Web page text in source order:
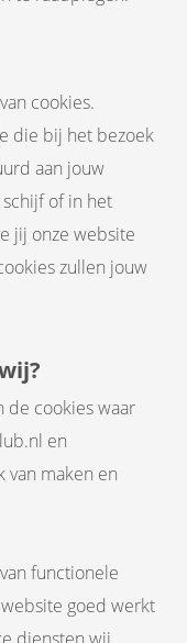
cookies.
die bij het bezoek
aan jouw
of in het
jij onze website
zullen jouw
de cookies waar
en
van maken en
functionele
goed werkt